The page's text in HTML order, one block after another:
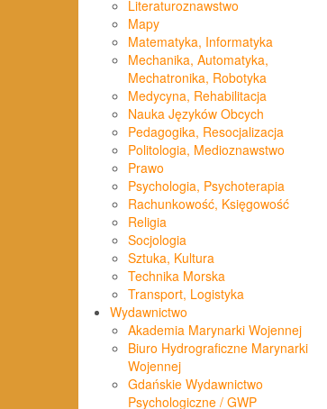
Literaturoznawstwo
Mapy
Matematyka, Informatyka
Mechanika, Automatyka,
Mechatronika, Robotyka
Medycyna, Rehabilitacja
Nauka Języków Obcych
Pedagogika, Resocjalizacja
Politologia, Medioznawstwo
Prawo
Psychologia, Psychoterapia
Rachunkowość, Księgowość
Religia
Socjologia
Sztuka, Kultura
Technika Morska
Transport, Logistyka
Wydawnictwo
Akademia Marynarki Wojennej
Biuro Hydrograficzne Marynarki
Wojennej
Gdańskie Wydawnictwo
Psychologiczne / GWP